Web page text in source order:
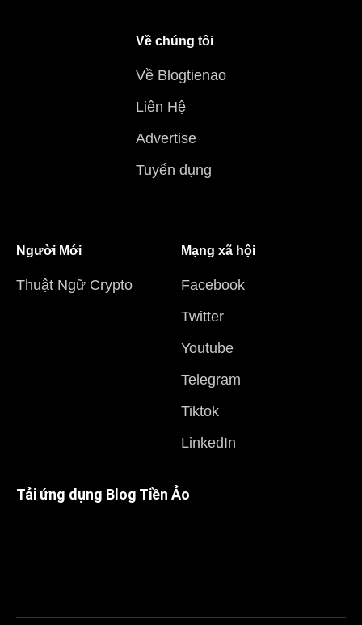
Về chúng tôi
Về Blogtienao
Liên Hệ
Advertise
Tuyển dụng
Người Mới
Thuật Ngữ Crypto
Mạng xã hội
Facebook
Twitter
Youtube
Telegram
Tiktok
LinkedIn
Tải ứng dụng Blog Tiền Ảo